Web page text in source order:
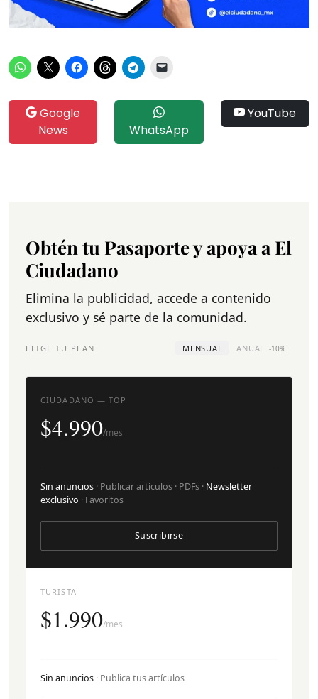
Google
News
WhatsApp
YouTube
Obtén tu Pasaporte y apoya a El
Ciudadano
Elimina la publicidad, accede a contenido
exclusivo y sé parte de la comunidad.
ELIGE TU PLAN MENSUAL ANUAL -10%
TURISTA
$1.990/mes
Sin anuncios · Publica tus artículos
CIUDADANO — TOP
$4.990/mes
Sin anuncios · Publicar artículos · PDFs · Newsletter
exclusivo · Favoritos
Suscribirse